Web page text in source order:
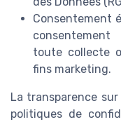
Consentement
toute collecte
fins marketing.
La transparence
politiques de